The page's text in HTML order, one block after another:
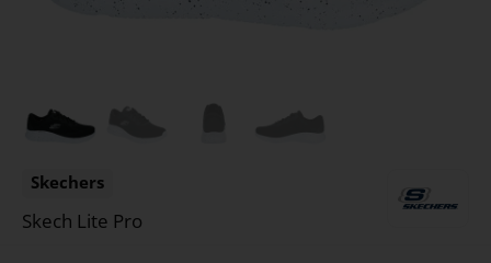
Skechers
Skech Lite Pro